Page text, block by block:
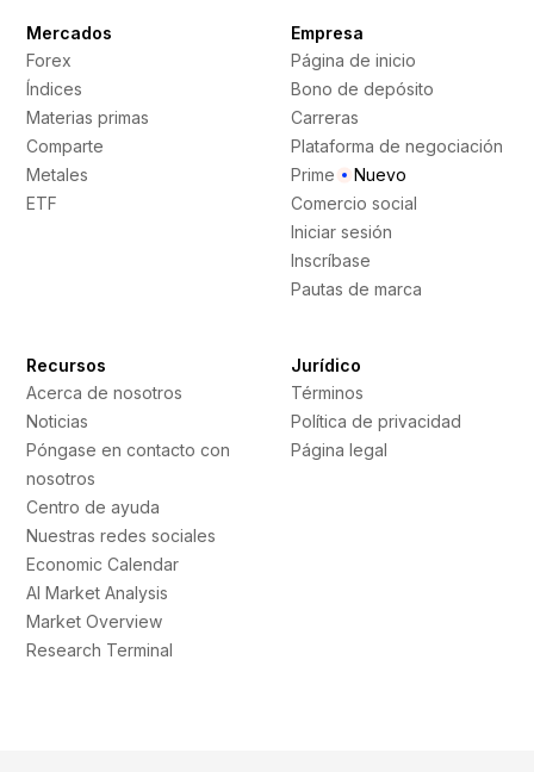
Mercados
Forex
Índices
Materias primas
Comparte
Metales
ETF
Empresa
Página de inicio
Bono de depósito
Carreras
Plataforma de negociación
Prime
Nuevo
Comercio social
Iniciar sesión
Inscríbase
Pautas de marca
Recursos
Acerca de nosotros
Noticias
Póngase en contacto con
nosotros
Centro de ayuda
Nuestras redes sociales
Economic Calendar
AI Market Analysis
Market Overview
Research Terminal
Jurídico
Términos
Política de privacidad
Página legal